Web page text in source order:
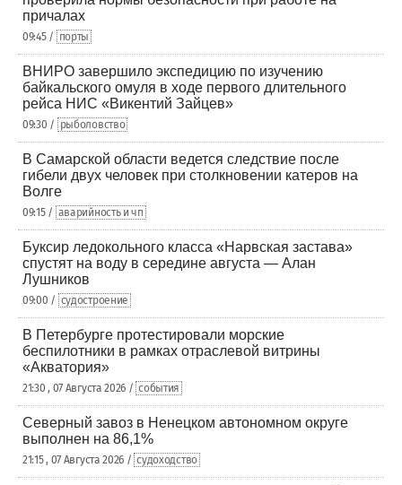
причалах
09:45 / порты
ВНИРО завершило экспедицию по изучению
байкальского омуля в ходе первого длительного
рейса НИС «Викентий Зайцев»
09:30 / рыболовство
В Самарской области ведется следствие после
гибели двух человек при столкновении катеров на
Волге
09:15 / аварийность и чп
Буксир ледокольного класса «Нарвская застава»
спустят на воду в середине августа — Алан
Лушников
09:00 / судостроение
В Петербурге протестировали морские
беспилотники в рамках отраслевой витрины
«Акватория»
21:30 , 07 Августа 2026 / события
Северный завоз в Ненецком автономном округе
выполнен на 86,1%
21:15 , 07 Августа 2026 / судоходство